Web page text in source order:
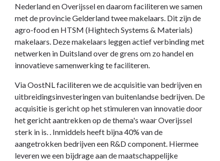
Nederland en Overijssel en daarom faciliteren we samen
met de provincie Gelderland twee makelaars. Dit zijn de
agro-food en HTSM (Hightech Systems & Materials)
makelaars. Deze makelaars leggen actief verbinding met
netwerken in Duitsland over de grens om zo handel en
innovatieve samenwerking te faciliteren.
Via OostNL faciliteren we de acquisitie van bedrijven en
uitbreidingsinvesteringen van buitenlandse bedrijven. De
acquisitie is gericht op het stimuleren van innovatie door
het gericht aantrekken op de thema's waar Overijssel
sterk in is. . Inmiddels heeft bijna 40% van de
aangetrokken bedrijven een R&D component. Hiermee
leveren we een bijdrage aan de maatschappelijke